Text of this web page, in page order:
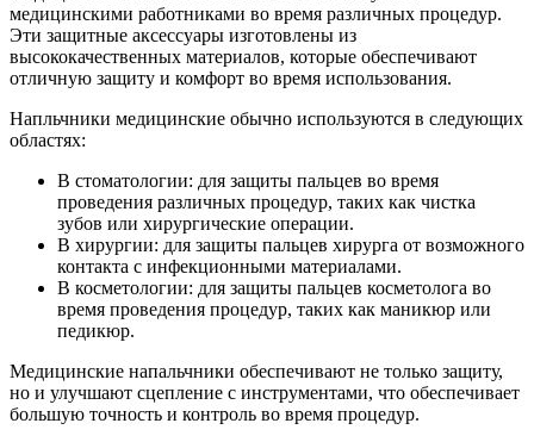
медицинскими работниками во время различных процедур.
Эти защитные аксессуары изготовлены из
высококачественных материалов, которые обеспечивают
отличную защиту и комфорт во время использования.
Напльчники медицинские обычно используются в следующих
областях:
В стоматологии: для защиты пальцев во время
проведения различных процедур, таких как чистка
зубов или хирургические операции.
В хирургии: для защиты пальцев хирурга от возможного
контакта с инфекционными материалами.
В косметологии: для защиты пальцев косметолога во
время проведения процедур, таких как маникюр или
педикюр.
Медицинские напальчники обеспечивают не только защиту,
но и улучшают сцепление с инструментами, что обеспечивает
большую точность и контроль во время процедур.